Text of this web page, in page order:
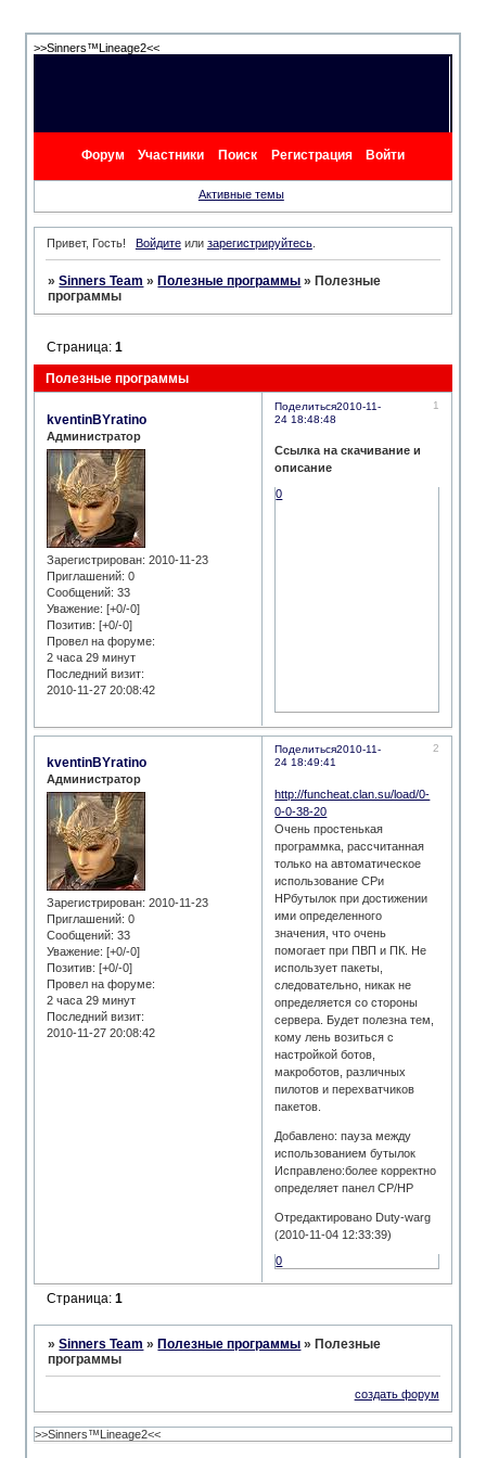
>>Sinners™Lineage2<<
Форум Участники Поиск Регистрация Войти
Активные темы
Привет, Гость! Войдитеили зарегистрируйтесь.
»Sinners Team »Полезные программы »Полезные
программы
Полезные программы
Страница:1
Поделиться 1
2010-11-
24 18:48:48
kventinBYratino
Администратор
Зарегистрирован: 2010-11-23
Приглашений: 0
Сообщений: 33
Уважение: [+0/-0]
Позитив: [+0/-0]
Провел на форуме:
2 часа 29 минут
Последний визит:
2010-11-27 20:08:42
Ссылка на скачивание и
описание
0
Поделиться 2
2010-11-
24 18:49:41
kventinBYratino
Администратор
Зарегистрирован: 2010-11-23
Приглашений: 0
Сообщений: 33
Уважение: [+0/-0]
Позитив: [+0/-0]
Провел на форуме:
2 часа 29 минут
Последний визит:
2010-11-27 20:08:42
http://funcheat.clan.su/load/0-
0-0-38-20
Очень простенькая
программка, рассчитанная
только на автоматическое
использование CPи
HPбутылок при достижении
ими определенного
значения, что очень
помогает при ПВП и ПК. Не
использует пакеты,
следовательно, никак не
определяется со стороны
сервера. Будет полезна тем,
кому лень возиться с
настройкой ботов,
макроботов, различных
пилотов и перехватчиков
пакетов.
Добавлено: пауза между
использованием бутылок
Исправлено:более корректно
определяет панел CP/HP
Отредактировано Duty-warg
(2010-11-04 12:33:39)
0
Страница:1
»Sinners Team » Полезные программы » Полезные
программы
создать форум
>>Sinners™Lineage2<<